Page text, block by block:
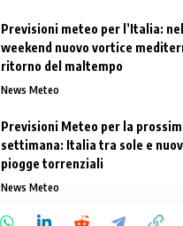
Previsioni meteo per l’Italia: nel
weekend nuovo vortice
ritorno del maltempo
News Meteo
Previsioni Meteo per la
settimana: Italia tra sole e
piogge torrenziali
News Meteo